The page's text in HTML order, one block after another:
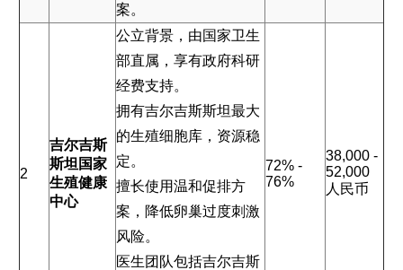
案。
2
吉尔吉斯
斯坦国家
生殖健康
中心
公立背景，由国家卫生
部直属，享有政府科研
经费支持。
拥有吉尔吉斯斯坦最大
的生殖细胞库，资源稳
定。
擅长使用温和促排方
案，降低卵巢过度刺激
风险。
医生团队包括吉尔吉斯
72% -
76%
38,000 -
52,000
人民币